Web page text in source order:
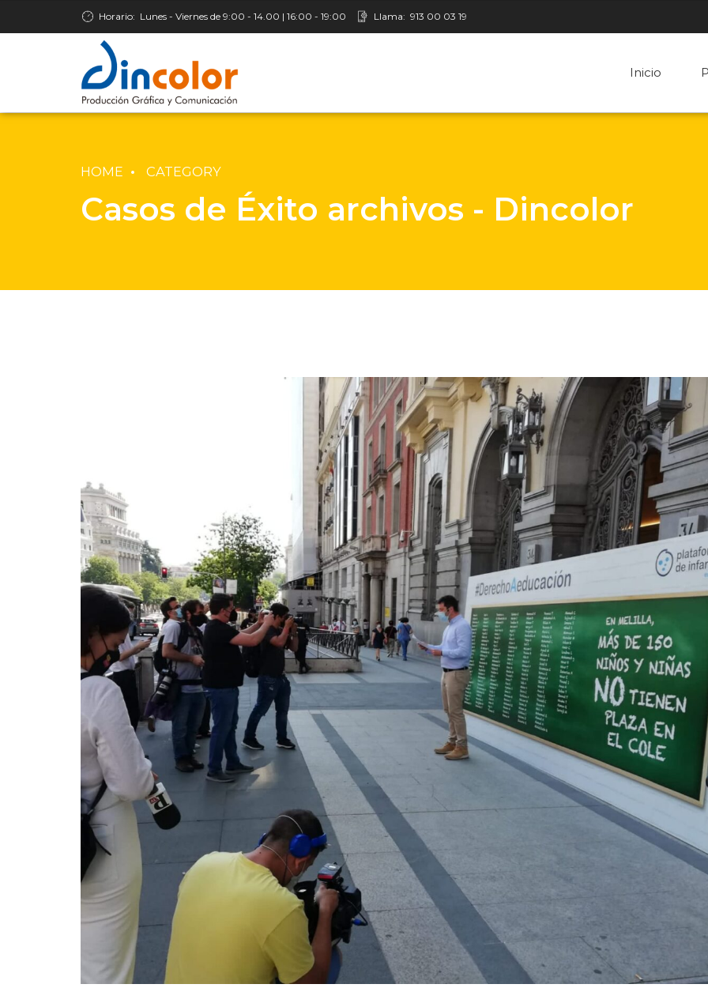
Horario: Lunes - Viernes de 9:00 - 14.00 | 16:00 - 19:00 Llama: 913 00 03 19
Inicio
HOME CATEGORY
Casos de Éxito archivos - Dincolor